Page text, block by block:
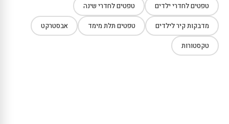
טפטים לחדרי ילדים טפטים לחדרי שינה
מדבקות קיר לילדים טפטים תלת מימד אבסטרקט
טקסטורות